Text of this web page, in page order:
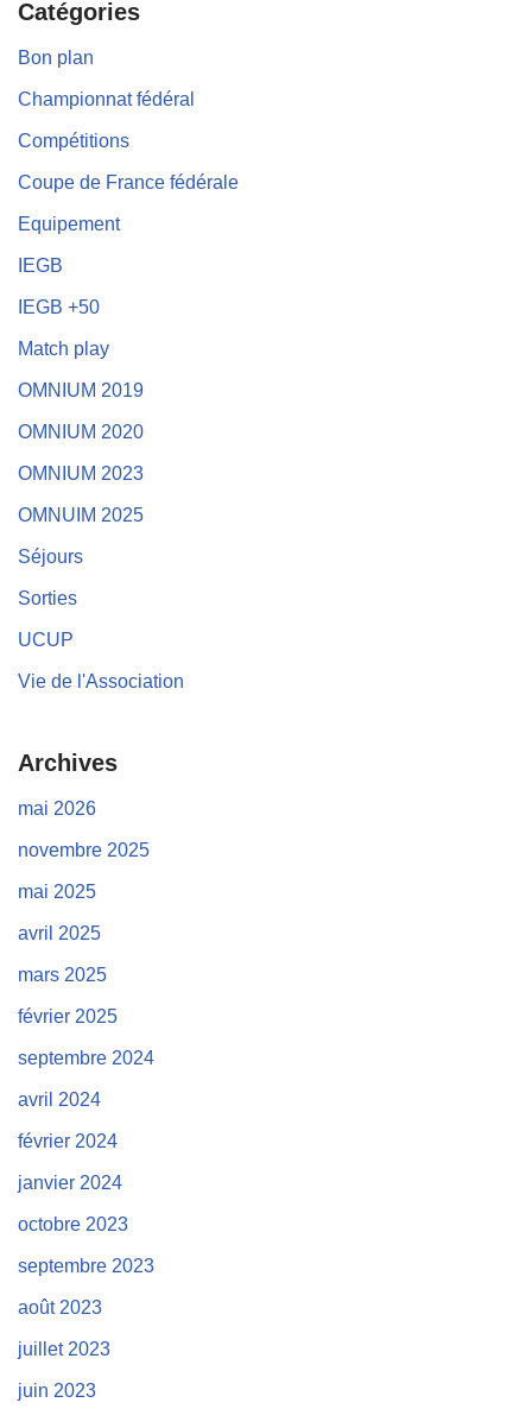
Catégories
Bon plan
Championnat fédéral
Compétitions
Coupe de France fédérale
Equipement
IEGB
IEGB +50
Match play
OMNIUM 2019
OMNIUM 2020
OMNIUM 2023
OMNUIM 2025
Séjours
Sorties
UCUP
Vie de l'Association
Archives
mai 2026
novembre 2025
mai 2025
avril 2025
mars 2025
février 2025
septembre 2024
avril 2024
février 2024
janvier 2024
octobre 2023
septembre 2023
août 2023
juillet 2023
juin 2023